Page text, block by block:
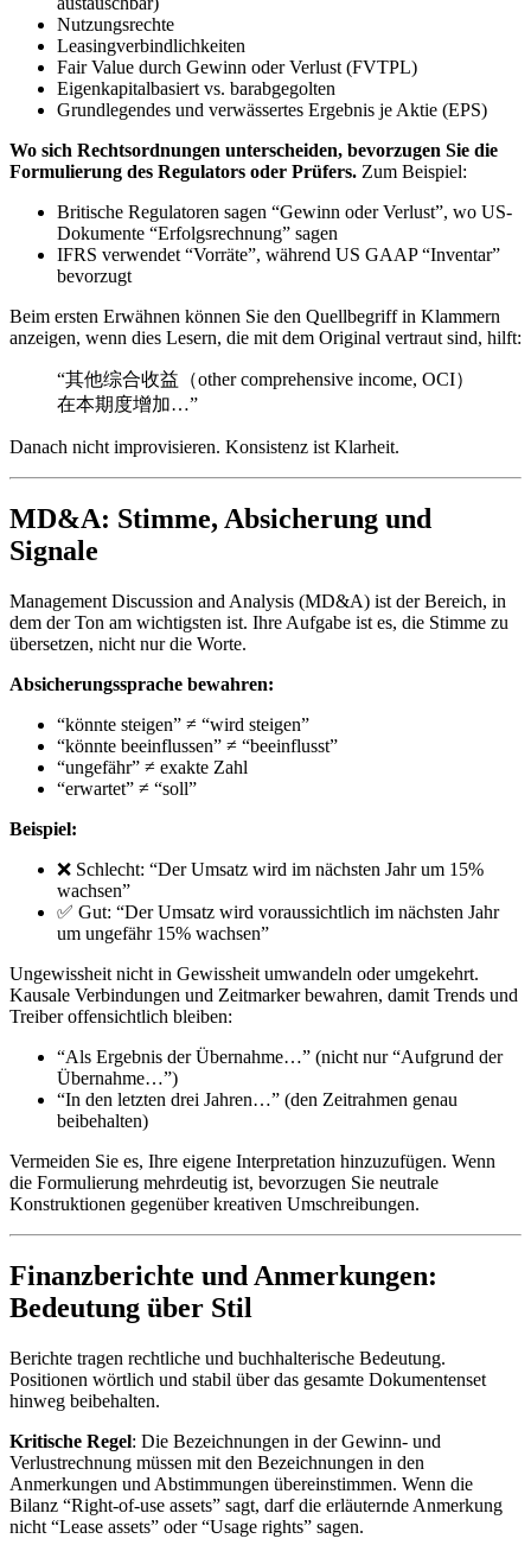
Nutzungsrechte
Leasingverbindlichkeiten
Fair Value durch Gewinn oder Verlust (FVTPL)
Eigenkapitalbasiert vs. barabgegolten
Grundlegendes und verwässertes Ergebnis je Aktie (EPS)
Wo sich Rechtsordnungen unterscheiden, bevorzugen Sie die
Formulierung des Regulators oder Prüfers. Zum Beispiel:
Britische Regulatoren sagen “Gewinn oder Verlust”, wo US-
Dokumente “Erfolgsrechnung” sagen
IFRS verwendet “Vorräte”, während US GAAP “Inventar”
bevorzugt
Beim ersten Erwähnen können Sie den Quellbegriff in Klammern
anzeigen, wenn dies Lesern, die mit dem Original vertraut sind, hilft:
“其他综合收益（other comprehensive income, OCI）
在本期度增加…”
Danach nicht improvisieren. Konsistenz ist Klarheit.
MD&A: Stimme, Absicherung und
Signale
Management Discussion and Analysis (MD&A) ist der Bereich, in
dem der Ton am wichtigsten ist. Ihre Aufgabe ist es, die Stimme zu
übersetzen, nicht nur die Worte.
Absicherungssprache bewahren:
“könnte steigen” ≠ “wird steigen”
“könnte beeinflussen” ≠ “beeinflusst”
“ungefähr” ≠ exakte Zahl
“erwartet” ≠ “soll”
Beispiel:
❌ Schlecht: “Der Umsatz wird im nächsten Jahr um 15%
wachsen”
✅ Gut: “Der Umsatz wird voraussichtlich im nächsten Jahr
um ungefähr 15% wachsen”
Ungewissheit nicht in Gewissheit umwandeln oder umgekehrt.
Kausale Verbindungen und Zeitmarker bewahren, damit Trends und
Treiber offensichtlich bleiben:
“Als Ergebnis der Übernahme…” (nicht nur “Aufgrund der
Übernahme…”)
“In den letzten drei Jahren…” (den Zeitrahmen genau
beibehalten)
Vermeiden Sie es, Ihre eigene Interpretation hinzuzufügen. Wenn
die Formulierung mehrdeutig ist, bevorzugen Sie neutrale
Konstruktionen gegenüber kreativen Umschreibungen.
Finanzberichte und Anmerkungen:
Bedeutung über Stil
Berichte tragen rechtliche und buchhalterische Bedeutung.
Positionen wörtlich und stabil über das gesamte Dokumentenset
hinweg beibehalten.
Kritische Regel: Die Bezeichnungen in der Gewinn- und
Verlustrechnung müssen mit den Bezeichnungen in den
Anmerkungen und Abstimmungen übereinstimmen. Wenn die
Bilanz “Right-of-use assets” sagt, darf die erläuternde Anmerkung
nicht “Lease assets” oder “Usage rights” sagen.